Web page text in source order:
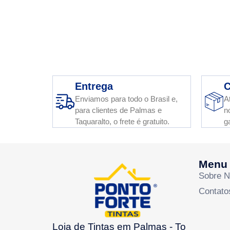
Entrega
Enviamos para todo o Brasil e,
para clientes de Palmas e
Taquaralto, o frete é gratuito.
Loja de Tintas em Palmas - To
Menu
Sobre